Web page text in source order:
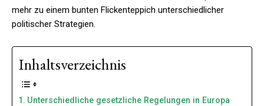
mehr zu einem bunten Flickenteppich unterschiedlicher
politischer Strategien.
Inhaltsverzeichnis
Unterschiedliche gesetzliche Regelungen in Europa